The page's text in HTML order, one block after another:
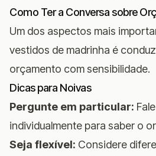
Como Ter a Conversa sobre
Um dos aspectos mais
vestidos de madrinha é
orçamento com sensibilidade.
Dicas para Noivas
Pergunte em particular:
individualmente para saber o
Seja flexível: Considere